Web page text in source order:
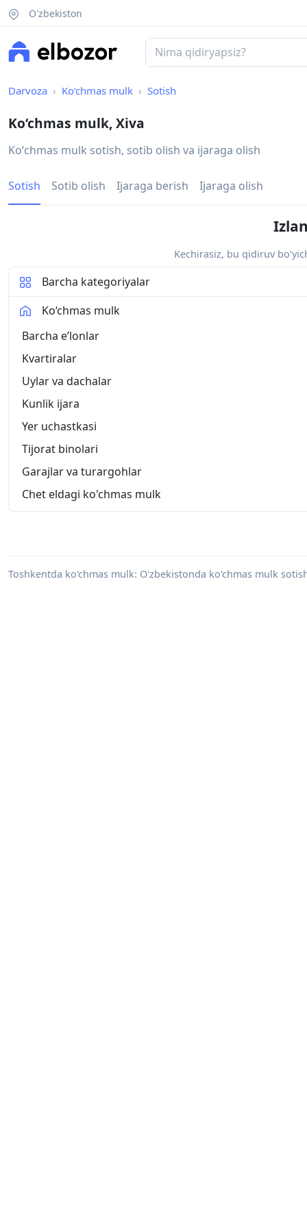
O'zbekiston
Darvoza Ko‘chmas mulk Sotish
Ko‘chmas mulk, Xiva
Koʻchmas mulk sotish, sotib olish va ijaraga olish
Sotish Sotib olish Ijaraga berish Ijaraga olish
Kechirasiz, bu qidiruv
Barcha kategoriyalar
Ko‘chmas mulk
Barcha eʼlonlar
Kvartiralar
Uylar va dachalar
Kunlik ijara
Yer uchastkasi
Tijorat binolari
Garajlar va turargohlar
Chet eldagi ko'chmas mulk
Toshkentda ko'chmas mulk: O'zbekistonda ko'chmas mulk